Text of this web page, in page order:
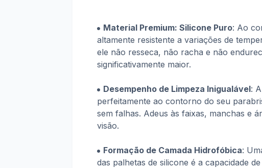
Material Premium: Silicone Puro: Ao
altamente resistente a variações de
ele não resseca, não racha e não
significativamente maior.
Desempenho de Limpeza Inigualável:
perfeitamente ao contorno do seu
sem falhas. Adeus às faixas, manchas e
visão.
Formação de Camada Hidrofóbica:
das palhetas de silicone é a capacidade